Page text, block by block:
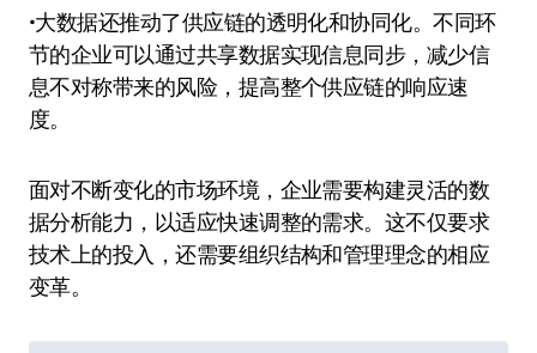
•大数据还推动了供应链的透明化和协同化。不同环
节的企业可以通过共享数据实现信息同步，减少信
息不对称带来的风险，提高整个供应链的响应速
度。
面对不断变化的市场环境，企业需要构建灵活的数
据分析能力，以适应快速调整的需求。这不仅要求
技术上的投入，还需要组织结构和管理理念的相应
变革。